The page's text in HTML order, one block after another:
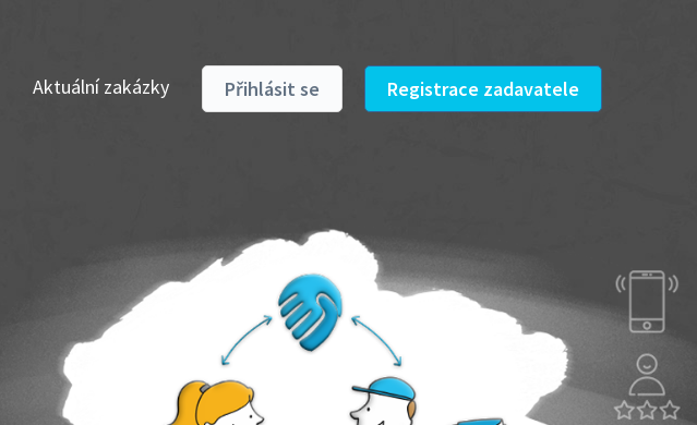
Aktuální zakázky Přihlásit se Registrace zadavatele